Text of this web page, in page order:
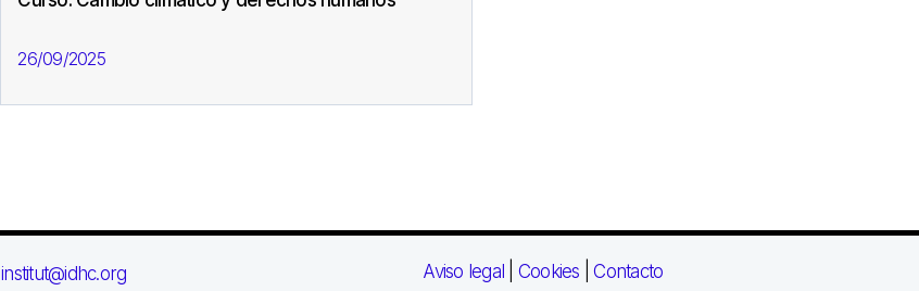
26/09/2025
institut@idhc.org Aviso legal Cookies |Contacto